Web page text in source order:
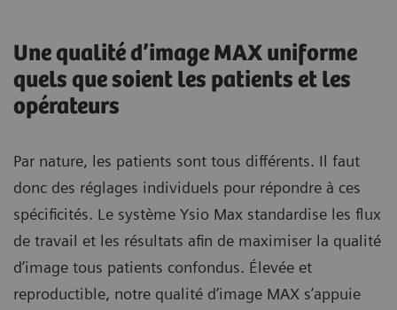
Une qualité d’image MAX uniforme
quels que soient les patients et les
opérateurs
Par nature, les patients sont tous différents. Il faut
donc des réglages individuels pour répondre à ces
spécificités. Le système Ysio Max standardise les flux
de travail et les résultats afin de maximiser la qualité
d’image tous patients confondus. Élevée et
reproductible, notre qualité d’image MAX s’appuie